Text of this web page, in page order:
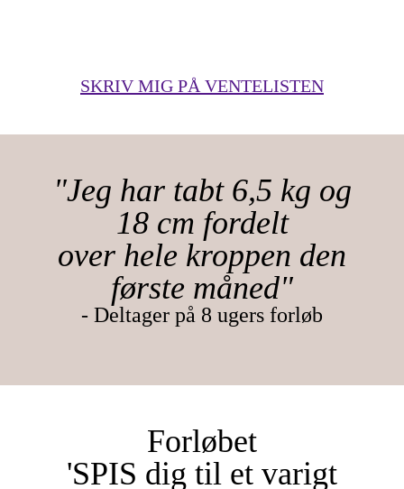
SKRIV MIG PÅ VENTELISTEN
"Jeg har tabt 6,5 kg og
18 cm fordelt
over hele kroppen den
første måned"
- Deltager på 8 ugers forløb
Forløbet
'SPIS dig til et varigt